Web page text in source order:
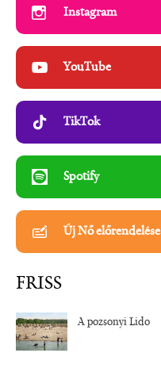
Instagram
YouTube
TikTok
Spotify
Új Nő előrendelése
FRISS
A pozsonyi Lido